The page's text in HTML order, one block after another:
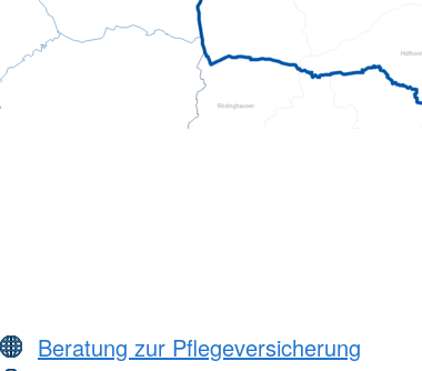
Beratung zur Pflegeversicherung